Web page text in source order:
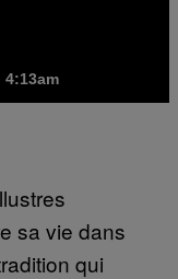
4:13am
sa vie dans
qui